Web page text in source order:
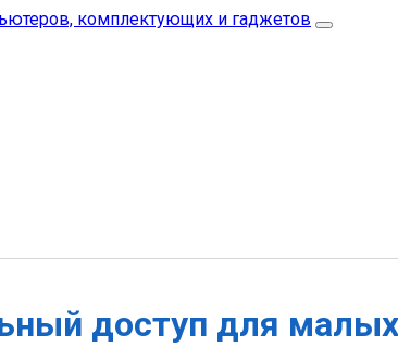
доступ для